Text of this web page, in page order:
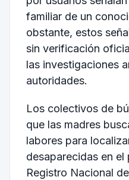
familiar de un
obstante, estos
sin verificación
las investigaciones
autoridades.
Los colectivos de
que las madres
labores para
desaparecidas en el
Registro Nacional